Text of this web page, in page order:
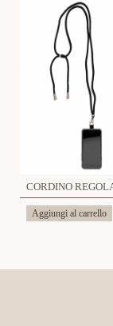
Aggiungi al carrello